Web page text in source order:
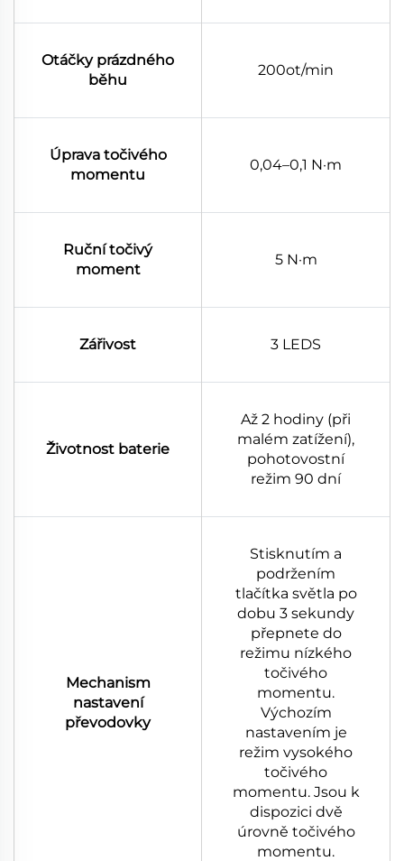
Otáčky prázdného
běhu
200ot/min
Úprava točivého
momentu
0,04–0,1 N·m
Ruční točivý
moment
5 N·m
Zářivost 3 LEDS
Životnost baterie
Až 2 hodiny (při
malém zatížení),
pohotovostní
režim 90 dní
Mechanism
nastavení
převodovky
Stisknutím a
podržením
tlačítka světla po
dobu 3 sekundy
přepnete do
režimu nízkého
točivého
momentu.
Výchozím
nastavením je
režim vysokého
točivého
momentu. Jsou k
dispozici dvě
úrovně točivého
momentu.